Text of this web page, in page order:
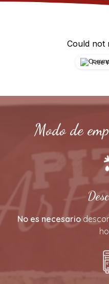
Could not
Free
Modo de
No es necesario